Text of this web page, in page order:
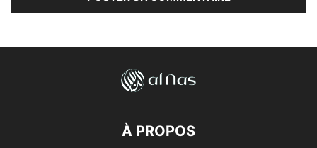
À PROPOS